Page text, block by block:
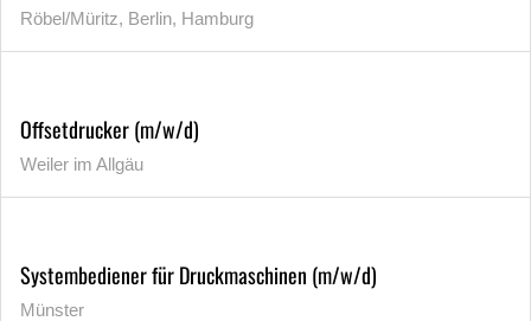
Röbel/Müritz, Berlin, Hamburg
Offsetdrucker (m/w/d)
Weiler im Allgäu
Systembediener für Druckmaschinen (m/w/d)
Münster